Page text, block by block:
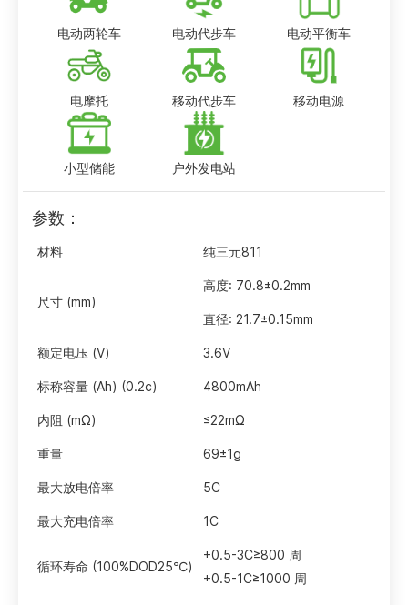
电动两轮车 电动代步车 电动平衡车
电摩托 移动代步车 移动电源
小型储能 户外发电站
参数：
材料 纯三元811
尺寸 (mm)
高度: 70.8±0.2mm
直径: 21.7±0.15mm
额定电压 (V) 3.6V
标称容量 (Ah) (0.2c) 4800mAh
内阻 (mΩ) ≤22mΩ
重量 69±1g
最大放电倍率 5C
最大充电倍率 1C
循环寿命 (100%DOD25℃)
+0.5-3C≥800 周
+0.5-1C≥1000 周